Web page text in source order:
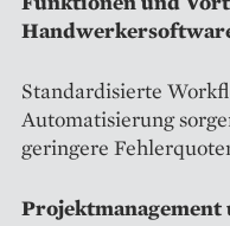
Standardisierte
Automatisierung
geringere
Projektmanagement